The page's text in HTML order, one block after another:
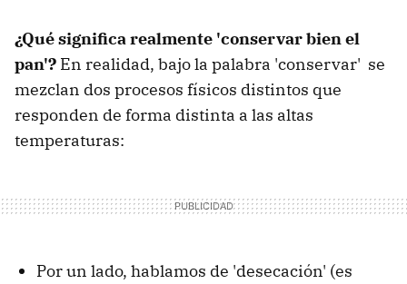
¿Qué significa realmente 'conservar bien el
pan'? En realidad, bajo la palabra 'conservar' se
mezclan dos procesos físicos distintos que
responden de forma distinta a las altas
temperaturas:
Por un lado, hablamos de 'desecación' (es